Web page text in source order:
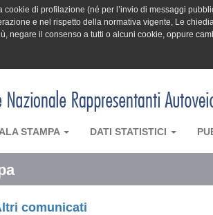
cookie di profilazione (né per l’invio di messaggi
e nel rispetto della normativa vigente, Le
negare il consenso a tutti o alcuni cookie, oppure
STAMPA DATI STATISTICI
comunicati